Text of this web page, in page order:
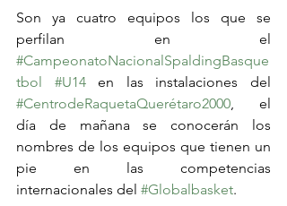
Son ya cuatro equipos los que se
#CampeonatoNacionalSpaldingBasque
tbol
#U14
#CentrodeRaquetaQuerétaro2000, el
día de mañana se conocerán los
nombres de los equipos que tienen un
pie en las competencias
internacionales del #Globalbasket.